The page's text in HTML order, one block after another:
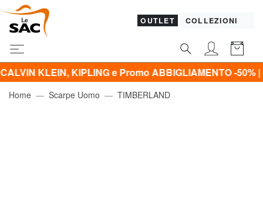
OUTLET COLLEZIONI
KIPLING e Promo ABBIGLIAMENTO -50% | -60% | -
Home Scarpe Uomo TIMBERLAND